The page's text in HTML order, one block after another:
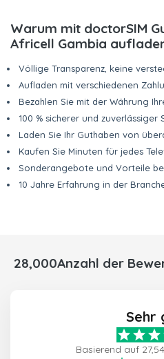
Warum mit doctorSIM
Africell Gambia
Völlige Transparenz, keine
Aufladen mit verschiedenen
Bezahlen Sie mit der Währung
100 % sicherer und zuverlässiger
Laden Sie Ihr Guthaben von
Kaufen Sie Minuten für jedes
Sonderangebote und Vorteile
10 Jahre Erfahrung in der
28,000Anzahl der
Sehr
Basierend auf